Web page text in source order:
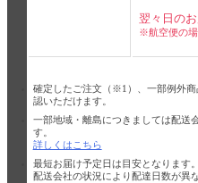
翌々日の
※航空便の
確定したご注文（※1）、一部例外
認いただけます。
一部地域・離島につきましては配送
す。
詳しくはこちら
最短お届け予定日は目安となります。
配送会社の状況により配達日数が異